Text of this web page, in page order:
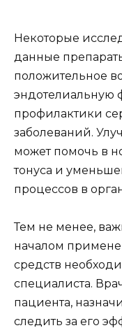
Некоторые
данные
положительное
эндотелиальную
профилактики
заболеваний.
может помочь в
тонуса и
процессов в
Тем не менее,
началом
средств
специалиста.
пациента,
следить за его